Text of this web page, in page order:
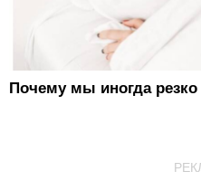
Почему мы иногда